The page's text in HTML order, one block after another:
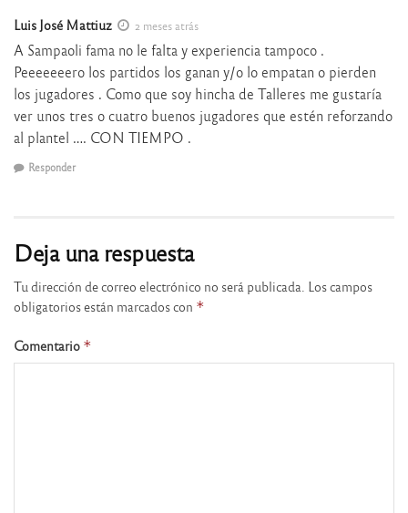
Luis José Mattiuz 2 meses atrás
A Sampaoli fama no le falta y experiencia tampoco .
Peeeeeeero los partidos los ganan y/o lo empatan o pierden
los jugadores . Como que soy hincha de Talleres me gustaría
ver unos tres o cuatro buenos jugadores que estén reforzando
al plantel …. CON TIEMPO .
Responder
Deja una respuesta
Tu dirección de correo electrónico no será publicada. Los campos
obligatorios están marcados con *
Comentario *